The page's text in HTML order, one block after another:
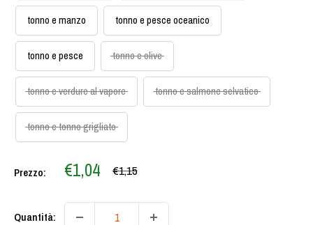
tonno e manzo tonno e pesce oceanico
tonno e pesce tonno e olive
tonno e verdure al vapore tonno e salmone selvatico
tonno e tonno grigliato
Prezzo: Prezzo
scontato
€1,04 Prezzo
€1,15
Quantità: